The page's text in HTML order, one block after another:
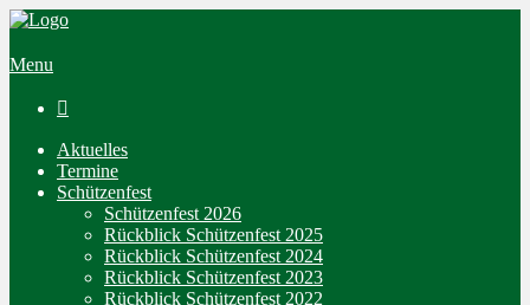
Menu

Aktuelles
Termine
Schützenfest
Schützenfest 2026
Rückblick Schützenfest 2025
Rückblick Schützenfest 2024
Rückblick Schützenfest 2023
Rückblick Schützenfest 2022